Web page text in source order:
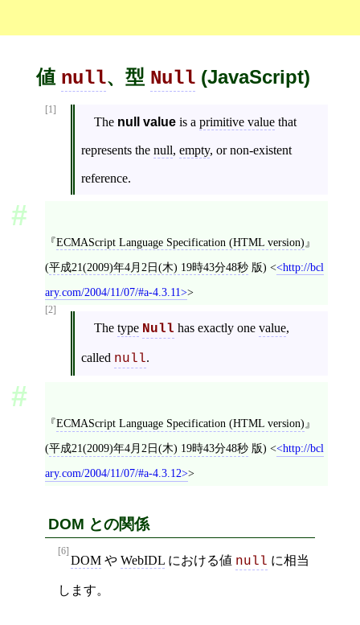
値 null、型 Null(JavaScript)
[1]
The null valueis a primitive valuethat
represents the null, empty, or non-existent
reference.
ECMAScript Language Specification (HTML version)
(平成21(2009)年4月2日(木) 19時43分48秒 版) < http://bcl
ary.com/2004/11/07/#a-4.3.11
>
[2]
The type Null has exactly one value,
called null.
ECMAScript Language Specification (HTML version)
(平成21(2009)年4月2日(木) 19時43分48秒 版) < http://bcl
ary.com/2004/11/07/#a-4.3.12 >
DOM との関係
[6]
DOM や WebIDL における値 null に相当
します。